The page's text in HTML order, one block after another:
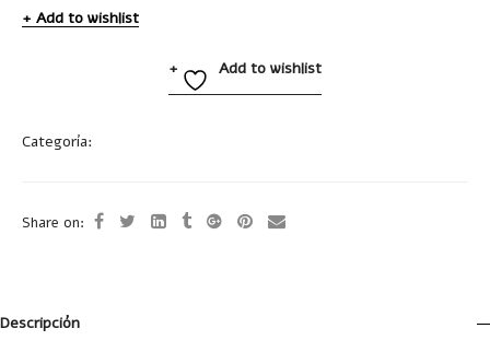
Add to wishlist
Add to wishlist
Categoría:
Share on:
Descripción